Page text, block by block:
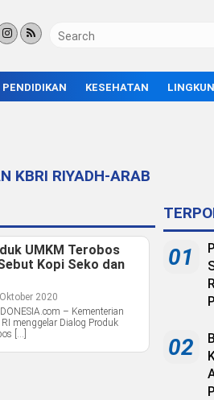
PENDIDIKAN KESEHATAN
KBRI RIYADH-ARAB
UMKM Terobos
Kopi Seko dan
2020
– Kementerian
menggelar Dialog Produk
[…]
01
02